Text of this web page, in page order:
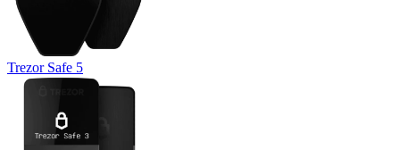
Trezor Safe 5